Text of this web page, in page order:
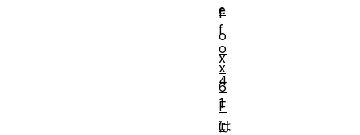
f
o
x
4
1
は
e
f
o
x
6
F
ir